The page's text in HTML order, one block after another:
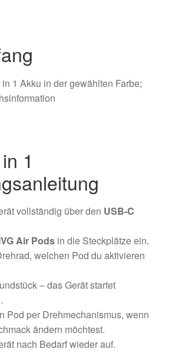
in 1 Akku in der gewählten Farbe;
1
vollständig über den USB-C
Air Podsin die Steckplätze ein.
welchen Pod du aktivieren
– das Gerät startet
Pod per Drehmechanismus, wenn
ändern möchtest.
nach Bedarf wieder auf.